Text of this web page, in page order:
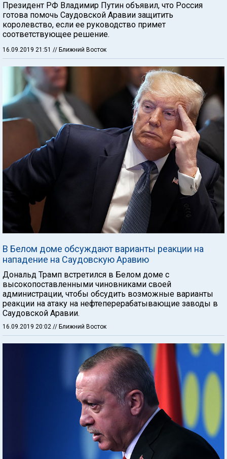
Президент РФ Владимир Путин объявил, что Россия
готова помочь Саудовской Аравии защитить
королевство, если ее руководство примет
соответствующее решение.
16.09.2019 21:51 // Ближний Восток
В Белом доме обсуждают варианты реакции на
нападение на Саудовскую Аравию
Дональд Трамп встретился в Белом доме с
высокопоставленными чиновниками своей
администрации, чтобы обсудить возможные варианты
реакции на атаку на нефтеперерабатывающие заводы в
Саудовской Аравии.
16.09.2019 20:02 // Ближний Восток